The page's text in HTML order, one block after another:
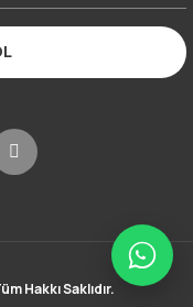
Hakkı Saklıdır.